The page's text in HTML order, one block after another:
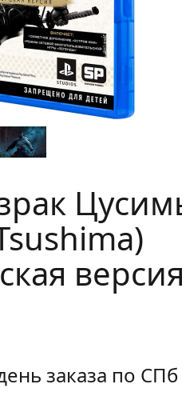
заказа по